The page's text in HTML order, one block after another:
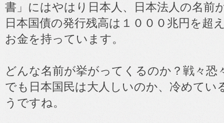
書」にはやはり日本人、日本法人の名前
日本国債の発行残高は１０００兆円を超
お金を持っています。
どんな名前が挙がってくるのか？戦々恐
でも日本国民は大人しいのか、冷めてい
うですね。